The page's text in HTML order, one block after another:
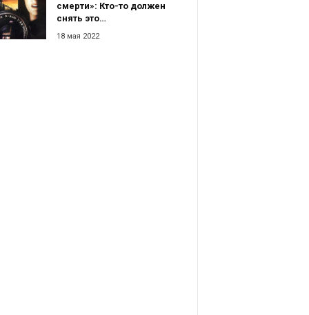
смерти»: Кто-то должен
снять это…
18 мая 2022